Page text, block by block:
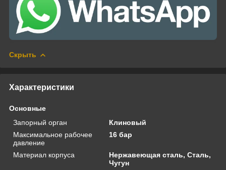
Скрыть
Характеристики
Основные
Запорный орган
Клиновый
Максимальное рабочее
давление
16 бар
Материал корпуса
Нержавеющая сталь, Сталь,
Чугун